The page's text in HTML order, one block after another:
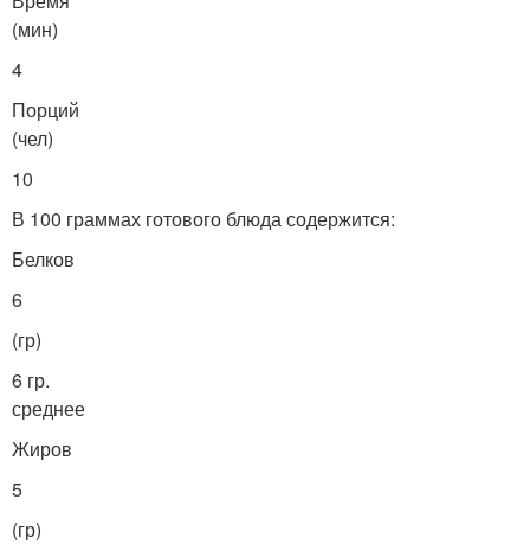
(мин)
4
Порций
(чел)
10
В 100 граммах готового блюда содержится:
Белков
6
(гр)
6 гр.
среднее
Жиров
5
(гр)